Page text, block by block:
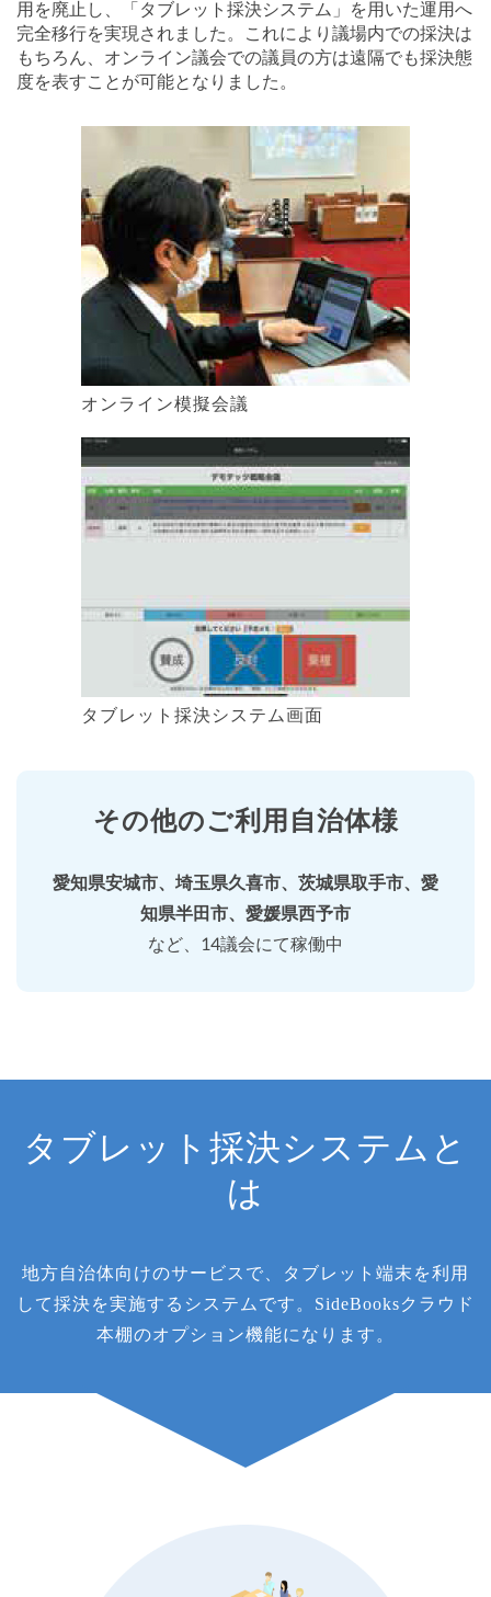
用を廃止し、「タブレット採決システム」を用いた運用へ
完全移行を実現されました。これにより議場内での採決は
もちろん、オンライン議会での議員の方は遠隔でも採決態
度を表すことが可能となりました。
オンライン模擬会議
タブレット採決システム画面
その他のご利用自治体様
愛知県安城市、埼玉県久喜市、茨城県取手市、愛
知県半田市、愛媛県西予市
など、14議会にて稼働中
タブレット採決システムと
は
地方自治体向けのサービスで、タブレット端末を利用
して採決を実施するシステムです。SideBooksクラウド
本棚のオプション機能になります。